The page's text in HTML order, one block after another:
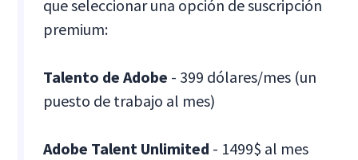
que seleccionar una opción de suscripción
premium:
Talento de Adobe - 399 dólares/mes (un
puesto de trabajo al mes)
Adobe Talent Unlimited - 1499$ al mes